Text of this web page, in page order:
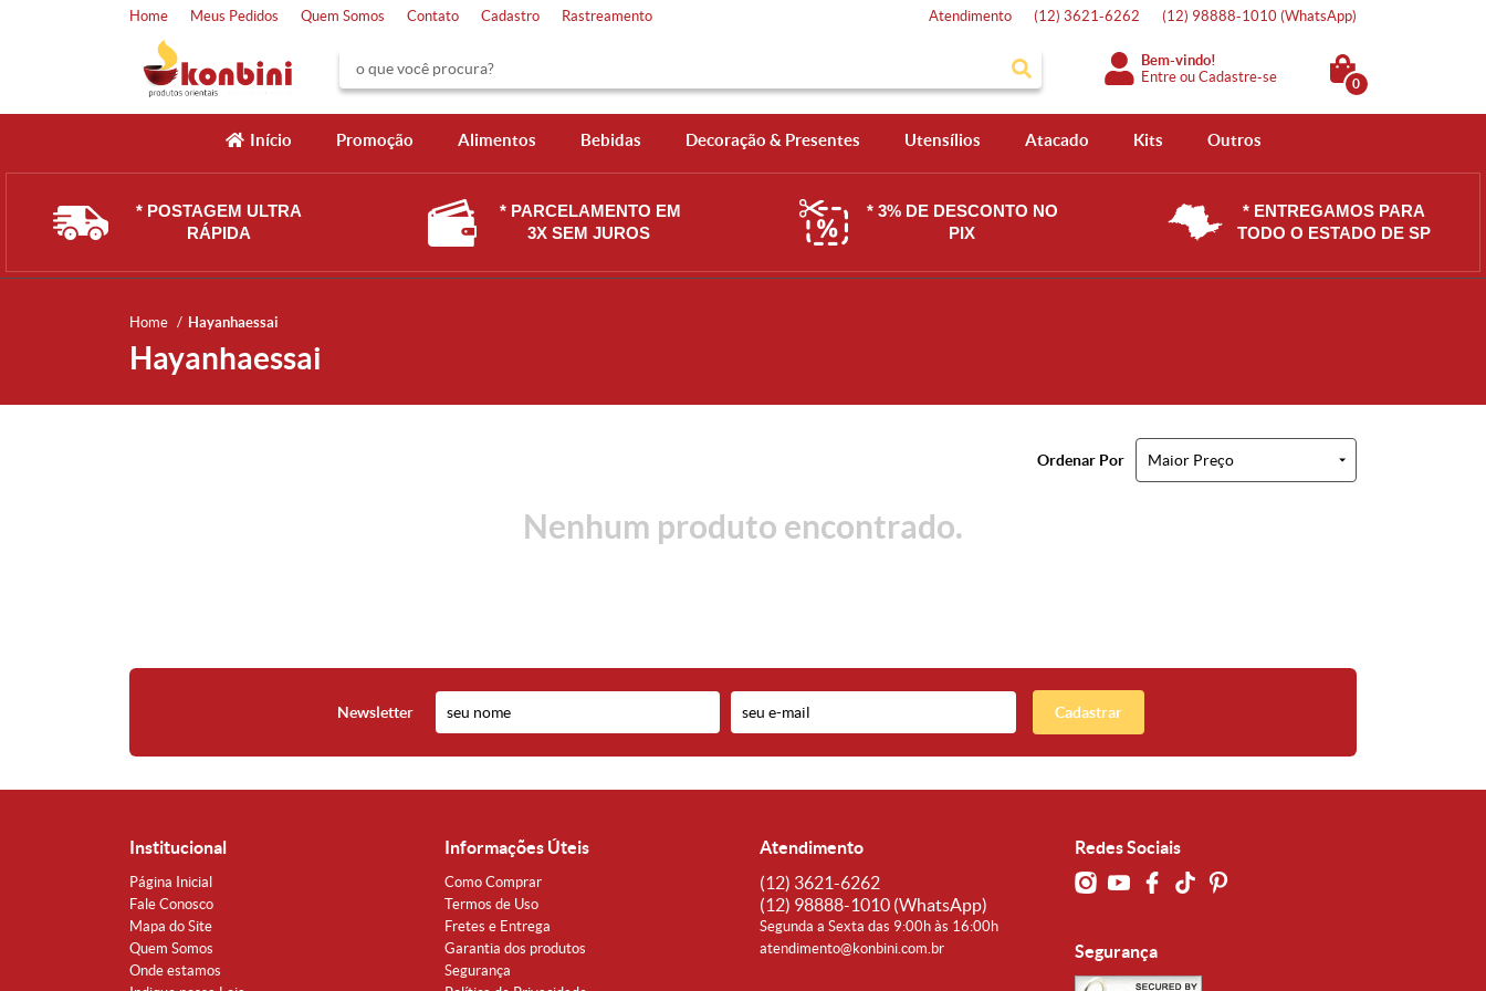
Home Meus Pedidos Quem Somos Contato Cadastro Rastreamento Atendimento (12) 3621-6262 (12) 98888-1010 (WhatsApp)
Bem-vindo!
Entre ouCadastre-se 0
Início Promoção Alimentos Bebidas Decoração & Presentes Utensílios Atacado Kits Outros
* POSTAGEM ULTRA
RÁPIDA
* PARCELAMENTO EM
3X SEM JUROS
* 3% DE DESCONTO NO
PIX
* ENTREGAMOS PARA
TODO O ESTADO DE SP
Home Hayanhaessai
Hayanhaessai
Ordenar Por Maior Preço
Nenhum produto encontrado.
Newsletter Cadastrar
Institucional
Página Inicial
Fale Conosco
Mapa do Site
Quem Somos
Onde estamos
Informações Úteis
Como Comprar
Termos de Uso
Fretes e Entrega
Garantia dos produtos
Segurança
Atendimento
(12) 3621-6262
(12) 98888-1010 (WhatsApp)
Segunda a Sexta das 9:00h às 16:00h
atendimento@konbini.com.br
Redes Sociais
Segurança